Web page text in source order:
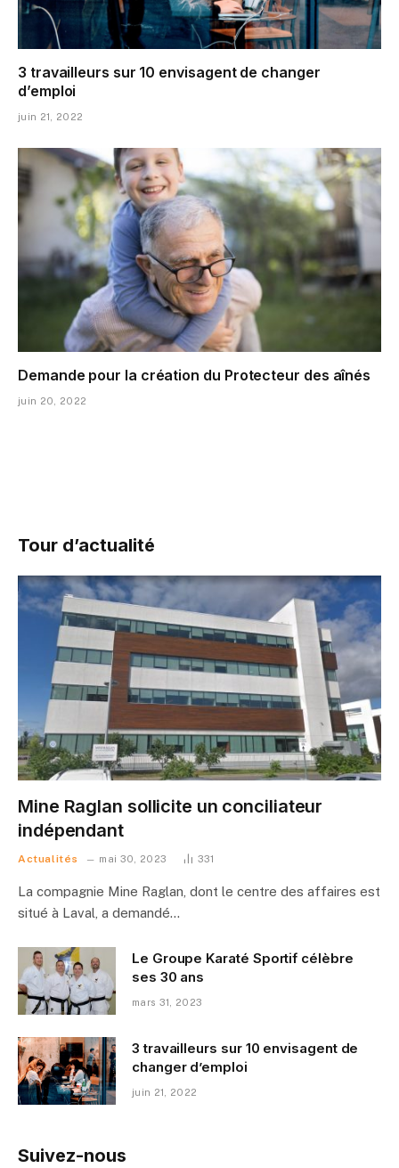
3 travailleurs sur 10 envisagent de changer
d’emploi
juin 21, 2022
Demande pour la création du Protecteur des aînés
juin 20, 2022
Tour d’actualité
Mine Raglan sollicite un conciliateur
indépendant
Actualités mai 30, 2023 331
La compagnie Mine Raglan, dont le centre des affaires est
situé à Laval, a demandé…
Le Groupe Karaté Sportif célèbre
ses 30 ans
mars 31, 2023
3 travailleurs sur 10 envisagent de
changer d’emploi
juin 21, 2022
Suivez-nous